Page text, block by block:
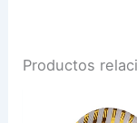
Productos